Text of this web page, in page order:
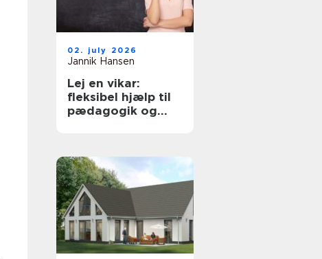
02. july 2026
Jannik Hansen
Lej en vikar:
fleksibel hjælp til
pædagogik og